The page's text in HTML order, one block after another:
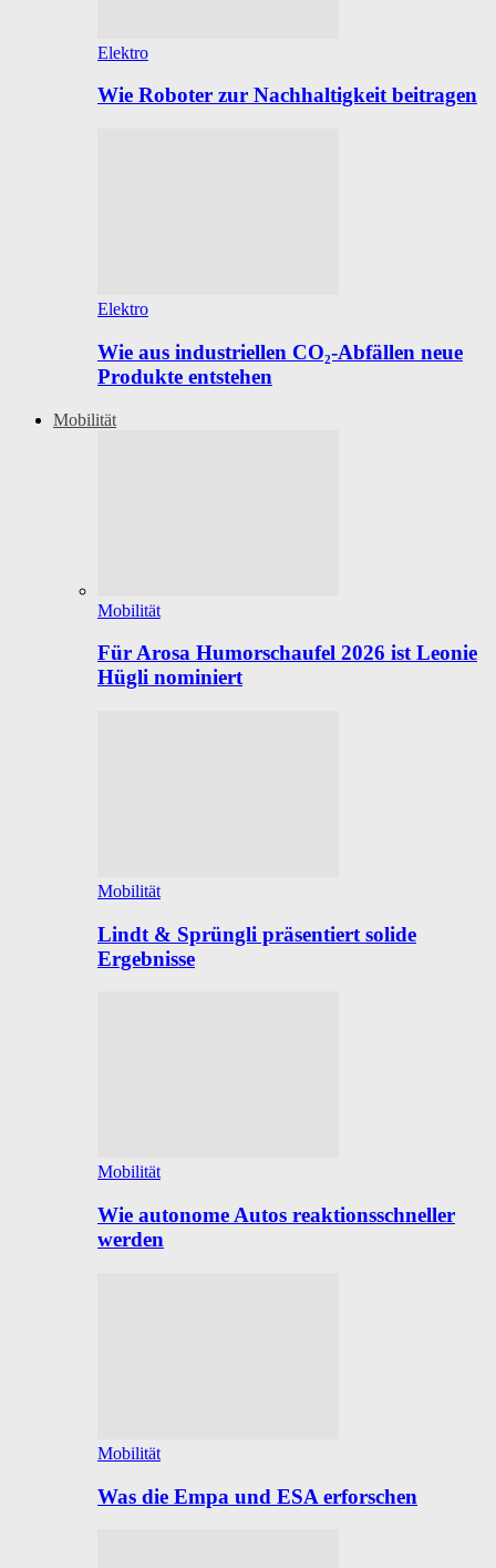
Elektro
Wie Roboter zur Nachhaltigkeit beitragen
Elektro
Wie aus industriellen CO₂-Abfällen neue
Produkte entstehen
Mobilität
Mobilität
Für Arosa Humorschaufel 2026 ist Leonie
Hügli nominiert
Mobilität
Lindt & Sprüngli präsentiert solide
Ergebnisse
Mobilität
Wie autonome Autos reaktionsschneller
werden
Mobilität
Was die Empa und ESA erforschen